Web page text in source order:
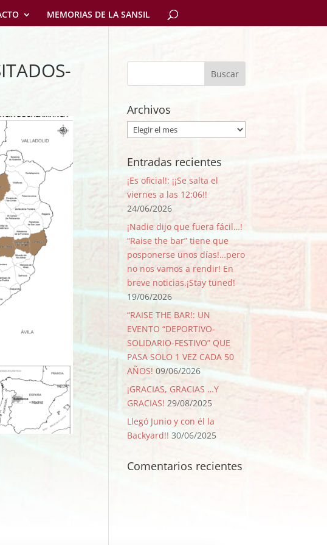
MEMORIAS DE LA SANSIL
Archivos
Archivos
Entradas recientes
¡Es oficial!: ¡¡Se salta el
viernes a las 12:06!!
24/06/2026
¡Nadie dijo que fuera fácil…!
“Raise the bar” tiene que
posponerse unos días!…pero
no nos vamos a rendir! En
breve noticias.¡Stay tuned!
19/06/2026
“RAISE THE BAR!: UN
EVENTO “DEPORTIVO-
SOLIDARIO-FESTIVO” QUE
PASA SOLO 1 VEZ CADA 50
AÑOS! 09/06/2026
¡GRACIAS, GRACIAS …Y
GRACIAS! 29/08/2025
Llegó Junio y con él la
Backyard!! 30/06/2025
Comentarios recientes